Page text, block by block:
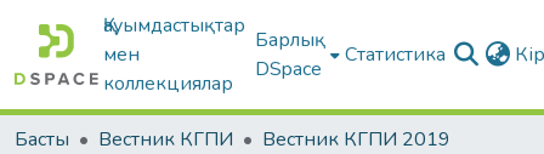
Қауымдастықтар
мен
коллекциялар
Барлық
DSpace
Статистика
Басты Вестник КГПИ
Вестник КГПИ 2019